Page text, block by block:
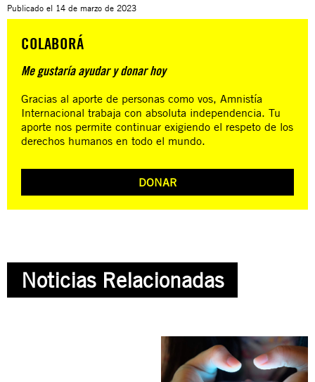
Publicado el 14 de marzo de 2023
COLABORÁ
Me gustaría ayudar y donar hoy
Gracias al aporte de personas como vos, Amnistía
Internacional trabaja con absoluta independencia. Tu
aporte nos permite continuar exigiendo el respeto de los
derechos humanos en todo el mundo.
DONAR
Noticias Relacionadas